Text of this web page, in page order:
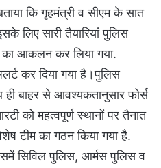
कि गृहमंत्री व सीएम के सात
लिए सारी तैयारियां पुलिस
का आकलन कर लिया गया.
कर दिया गया है।पुलिस
बाहर से आवश्यकतानुसार फोर्स
को महत्वपूर्ण स्थानों पर तैनात
टीम का गठन किया गया है.
सिविल पुलिस, आर्मस पुलिस व